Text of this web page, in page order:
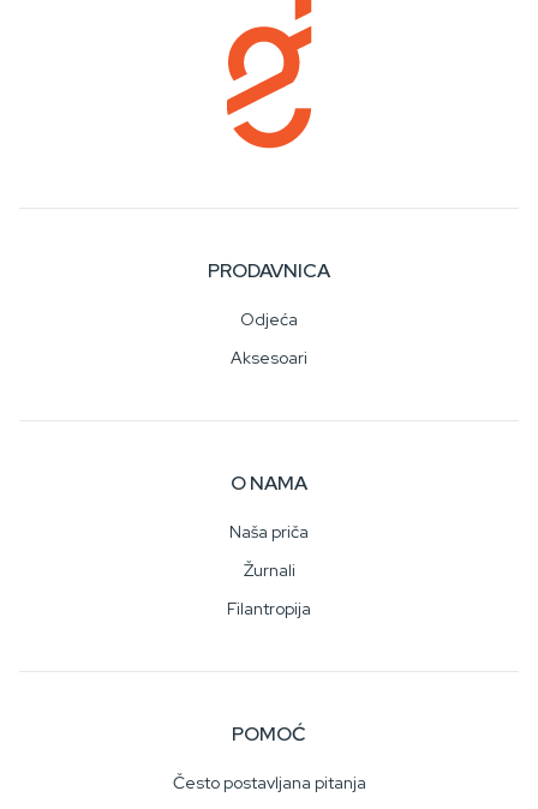
PRODAVNICA
Odjeća
Aksesoari
O NAMA
Naša priča
Žurnali
Filantropija
POMOĆ
Često postavljana pitanja